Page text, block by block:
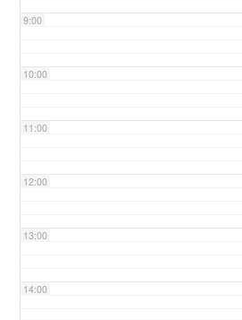
9:00
10:00
11:00
12:00
13:00
14:00